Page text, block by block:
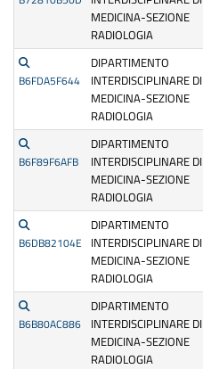
MEDICINA-SEZIONE
RADIOLOGIA
B6FDA5F644
DIPARTIMENTO
INTERDISCIPLINARE DI
MEDICINA-SEZIONE
RADIOLOGIA
B6F89F6AFB
DIPARTIMENTO
INTERDISCIPLINARE DI
MEDICINA-SEZIONE
RADIOLOGIA
B6DB82104E
DIPARTIMENTO
INTERDISCIPLINARE DI
MEDICINA-SEZIONE
RADIOLOGIA
B6B80AC886
DIPARTIMENTO
INTERDISCIPLINARE DI
MEDICINA-SEZIONE
RADIOLOGIA